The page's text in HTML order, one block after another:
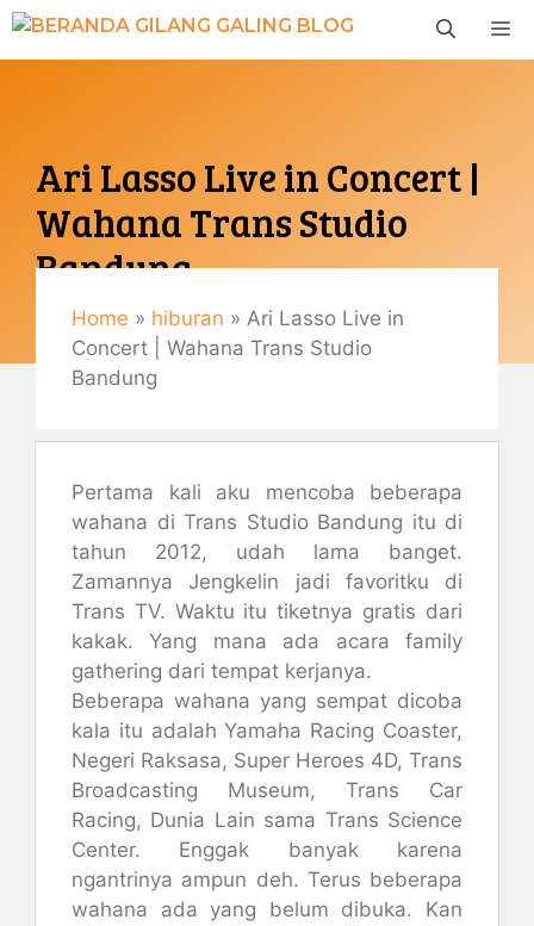
Langsung
Ari Lasso Live in Concert |
Wahana Trans Studio
Bandung
September 1, 2022
Gemaulani
Home » hiburan » Ari Lasso Live in
Concert | Wahana Trans Studio
Bandung
Pertama kali aku mencoba beberapa
wahana di Trans Studio Bandung itu di
tahun 2012, udah lama banget.
Zamannya Jengkelin jadi favoritku di
Trans TV. Waktu itu tiketnya gratis dari
kakak. Yang mana ada acara family
gathering dari tempat kerjanya.
Beberapa wahana yang sempat dicoba
kala itu adalah Yamaha Racing Coaster,
Negeri Raksasa, Super Heroes 4D, Trans
Broadcasting Museum, Trans Car
Racing, Dunia Lain sama Trans Science
Center. Enggak banyak karena
ngantrinya ampun deh. Terus beberapa
wahana ada yang belum dibuka. Kan